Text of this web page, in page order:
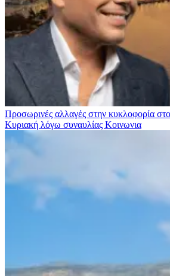
Προσωρινές αλλαγές στην κυκλοφορία
Κυριακή λόγω συναυλίας Κοινωνια